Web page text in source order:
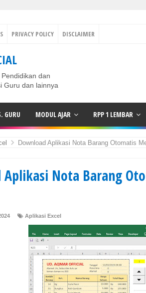
PRIVACY POLICY DISCLAIMER
dan
Guru dan lainnya
GURU MODUL AJAR RPP 1 LEMBAR
Download Aplikasi Nota Barang Otomatis
Aplikasi Nota Barang
Aplikasi Excel